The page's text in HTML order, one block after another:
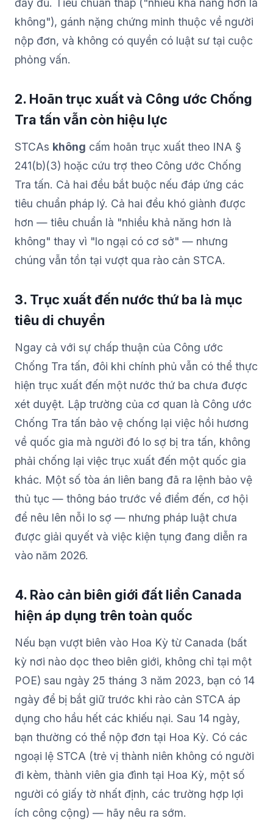
đầy đủ. Tiêu chuẩn thấp ("nhiều khả năng hơn là
không"), gánh nặng chứng minh thuộc về người
nộp đơn, và không có quyền có luật sư tại cuộc
phỏng vấn.
2. Hoãn trục xuất và Công ước Chống
Tra tấn vẫn còn hiệu lực
STCAs không cấm hoãn trục xuất theo INA §
241(b)(3) hoặc cứu trợ theo Công ước Chống
Tra tấn. Cả hai đều bắt buộc nếu đáp ứng các
tiêu chuẩn pháp lý. Cả hai đều khó giành được
hơn — tiêu chuẩn là "nhiều khả năng hơn là
không" thay vì "lo ngại có cơ sở" — nhưng
chúng vẫn tồn tại vượt qua rào cản STCA.
3. Trục xuất đến nước thứ ba là mục
tiêu di chuyển
Ngay cả với sự chấp thuận của Công ước
Chống Tra tấn, đôi khi chính phủ vẫn có thể thực
hiện trục xuất đến một nước thứ ba chưa được
xét duyệt. Lập trường của cơ quan là Công ước
Chống Tra tấn bảo vệ chống lại việc hồi hương
về quốc gia mà người đó lo sợ bị tra tấn, không
phải chống lại việc trục xuất đến một quốc gia
khác. Một số tòa án liên bang đã ra lệnh bảo vệ
thủ tục — thông báo trước về điểm đến, cơ hội
để nêu lên nỗi lo sợ — nhưng pháp luật chưa
được giải quyết và việc kiện tụng đang diễn ra
vào năm 2026.
4. Rào cản biên giới đất liền Canada
hiện áp dụng trên toàn quốc
Nếu bạn vượt biên vào Hoa Kỳ từ Canada (bất
kỳ nơi nào dọc theo biên giới, không chỉ tại một
POE) sau ngày 25 tháng 3 năm 2023, bạn có 14
ngày để bị bắt giữ trước khi rào cản STCA áp
dụng cho hầu hết các khiếu nại. Sau 14 ngày,
bạn thường có thể nộp đơn tại Hoa Kỳ. Có các
ngoại lệ STCA (trẻ vị thành niên không có người
đi kèm, thành viên gia đình tại Hoa Kỳ, một số
người có giấy tờ nhất định, các trường hợp lợi
ích công cộng) — hãy nêu ra sớm.